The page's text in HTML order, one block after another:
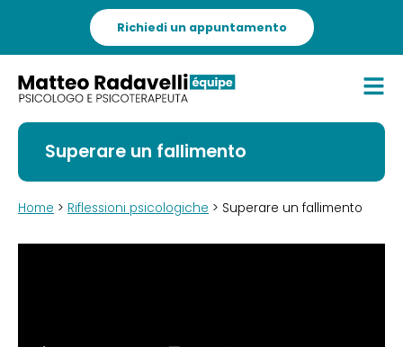
Richiedi un appuntamento
Superare un fallimento
Home > Riflessioni psicologiche > Superare un fallimento